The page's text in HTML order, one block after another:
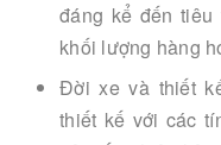
đáng kể đến
khối lượng hàng
Đời xe và thiết
thiết kế với các